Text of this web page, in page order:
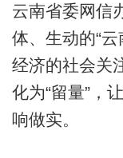
云南省委网信
体、生动的“
经济的社会关
化为“留量”，
响做实。